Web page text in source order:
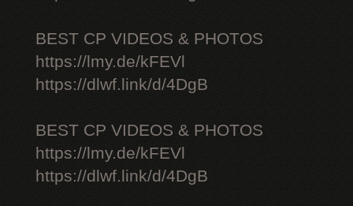
BEST CP VIDEOS & PHOTOS
https://lmy.de/kFEVl
https://dlwf.link/d/4DgB
BEST CP VIDEOS & PHOTOS
https://lmy.de/kFEVl
https://dlwf.link/d/4DgB